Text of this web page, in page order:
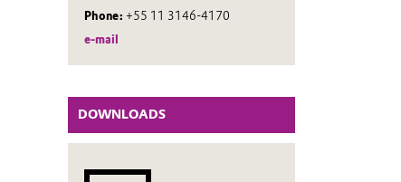
Phone: +55 11 3146-4170
e-mail
DOWNLOADS